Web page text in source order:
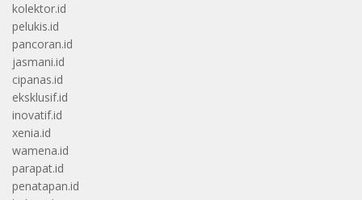
kolektor.id
pelukis.id
pancoran.id
jasmani.id
cipanas.id
eksklusif.id
inovatif.id
xenia.id
wamena.id
parapat.id
penatapan.id